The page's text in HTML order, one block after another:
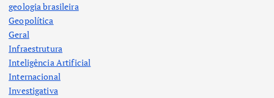
geologia brasileira
Geopolítica
Geral
Infraestrutura
Inteligência Artificial
Internacional
Investigativa